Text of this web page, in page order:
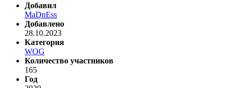
Добавил
MaDnEss
Добавлено
28.10.2023
Категория
WOG
Количество участников
165
Год